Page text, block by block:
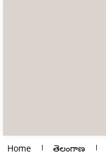
Home తెలంగాణ